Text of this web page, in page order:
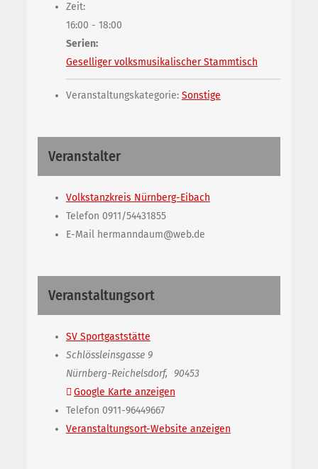
Zeit:
16:00 - 18:00
Serien:
Geselliger volksmusikalischer Stammtisch
Veranstaltungskategorie: Sonstige
Veranstalter
Volkstanzkreis Nürnberg-Eibach
Telefon 0911/54431855
E-Mail hermanndaum@web.de
Veranstaltungsort
SV Sportgaststätte
Schlössleinsgasse 9
Nürnberg-Reichelsdorf, 90453
Google Karte anzeigen
Telefon 0911-96449667
Veranstaltungsort-Website anzeigen